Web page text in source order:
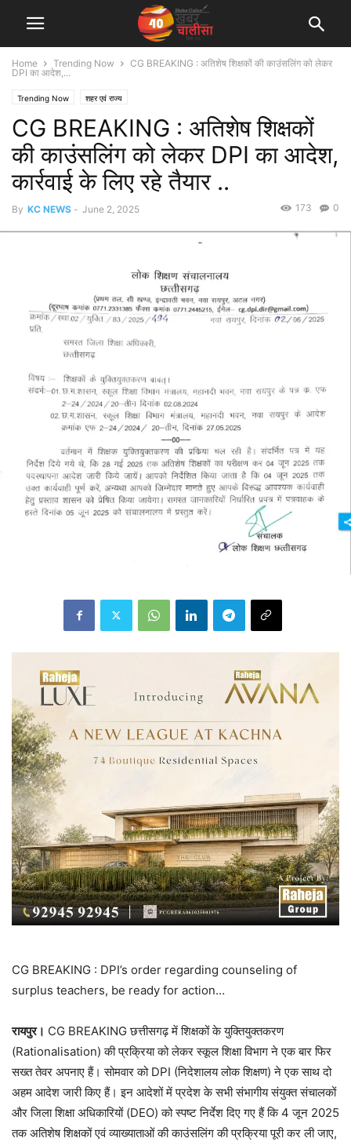
Home Trending Now
CG BREAKING : अतिशेष शिक्षकों की काउंसलिंग को लेकर
DPI का आदेश,...
Trending Now शहर एवं राज्य
CG BREAKING : अतिशेष शिक्षकों
की काउंसलिंग को लेकर DPI का आदेश,
कार्रवाई के लिए रहे तैयार ..
By KC NEWS - June 2, 2025 0
173
CG BREAKING : DPI’s order regarding counseling of
surplus teachers, be ready for action…
रायपुर। CG BREAKING छत्तीसगढ़ में शिक्षकों के युक्तियुक्तकरण
(Rationalisation) की प्रक्रिया को लेकर स्कूल शिक्षा विभाग ने एक बार फिर
सख्त तेवर अपनाए हैं। सोमवार को DPI (निदेशालय लोक शिक्षण) ने एक साथ दो
अहम आदेश जारी किए हैं। इन आदेशों में प्रदेश के सभी संभागीय संयुक्त संचालकों
और जिला शिक्षा अधिकारियों (DEO) को स्पष्ट निर्देश दिए गए हैं कि 4 जून 2025
तक अतिशेष शिक्षकों एवं व्याख्याताओं की काउंसलिंग की प्रक्रिया पूरी कर ली जाए,